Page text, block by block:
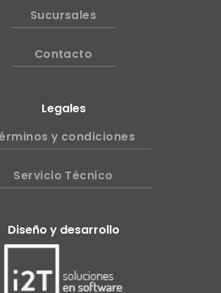
Sucursales
Contacto
Legales
y condiciones
Servicio Técnico
Diseño y desarrollo